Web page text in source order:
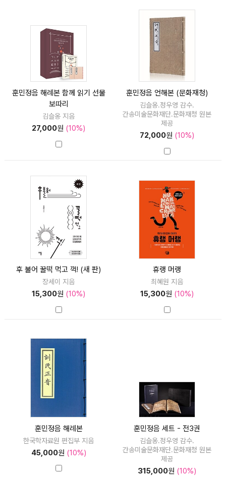
훈민정음 해례본 함께 읽기 선물
보따리
김슬옹 지음
27,000원 (10%)
훈민정음 언해본 (문화재청)
김슬옹.정우영 감수.
간송미술문화재단.문화재청 원본
제공
72,000원 (10%)
후 불어 꿀떡 먹고 꺽! (새 판)
장세이 지음
15,300원 (10%)
휴랭 머랭
최혜원 지음
15,300원 (10%)
훈민정음 해례본
한국학자료원 편집부 지음
45,000원 (10%)
훈민정음 세트 - 전3권
김슬옹.정우영 감수.
간송미술문화재단.문화재청 원본
제공
315,000원 (10%)